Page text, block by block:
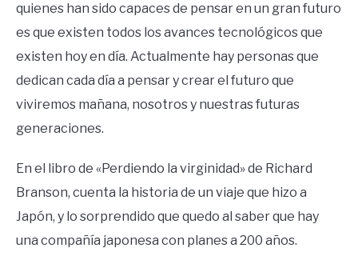
quienes han sido capaces de pensar en un gran futuro
es que existen todos los avances tecnológicos que
existen hoy en día. Actualmente hay personas que
dedican cada día a pensar y crear el futuro que
viviremos mañana, nosotros y nuestras futuras
generaciones.
En el libro de «Perdiendo la virginidad» de Richard
Branson, cuenta la historia de un viaje que hizo a
Japón, y lo sorprendido que quedo al saber que hay
una compañía japonesa con planes a 200 años.